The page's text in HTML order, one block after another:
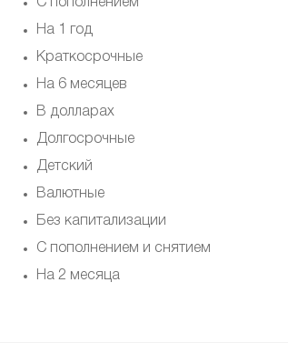
С пополнением
На 1 год
Краткосрочные
На 6 месяцев
В долларах
Долгосрочные
Детский
Валютные
Без капитализации
С пополнением и снятием
На 2 месяца